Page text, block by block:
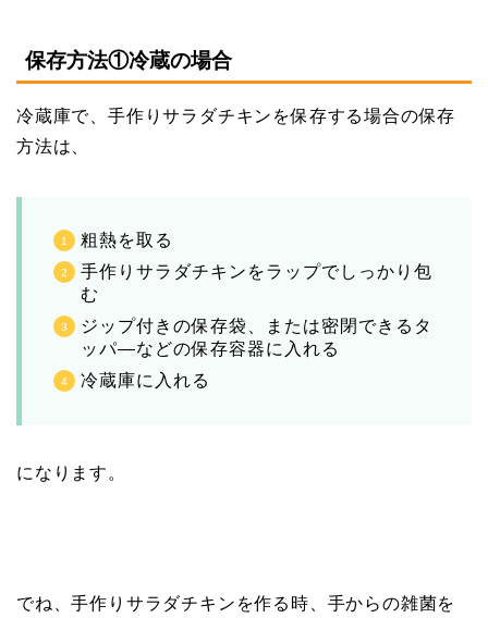
保存方法①冷蔵の場合
冷蔵庫で、手作りサラダチキンを保存する場合の保存
方法は、
粗熱を取る
手作りサラダチキンをラップでしっかり包
む
ジップ付きの保存袋、または密閉できるタ
ッパ―などの保存容器に入れる
冷蔵庫に入れる
になります。
でね、手作りサラダチキンを作る時、手からの雑菌を